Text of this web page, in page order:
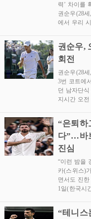
력’ 차이를
권순우(28
에서 우리
권순우,
회전
권순우(28
3번 코트에
던 남자단
지시간 오
“은퇴하
다”…바
진심
“이런 밤을
카(스위스)
면서도 진
1일(한국시
“테니스